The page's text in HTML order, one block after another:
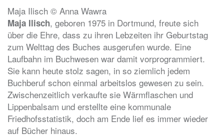
Maja Ilisch © Anna Wawra
Maja Ilisch, geboren 1975 in Dortmund, freute sich
über die Ehre, dass zu ihren Lebzeiten ihr Geburtstag
zum Welttag des Buches ausgerufen wurde. Eine
Laufbahn im Buchwesen war damit vorprogrammiert.
Sie kann heute stolz sagen, in so ziemlich jedem
Buchberuf schon einmal arbeitslos gewesen zu sein.
Zwischenzeitlich verkaufte sie Wärmflaschen und
Lippenbalsam und erstellte eine kommunale
Friedhofsstatistik, doch am Ende lief es immer wieder
auf Bücher hinaus.